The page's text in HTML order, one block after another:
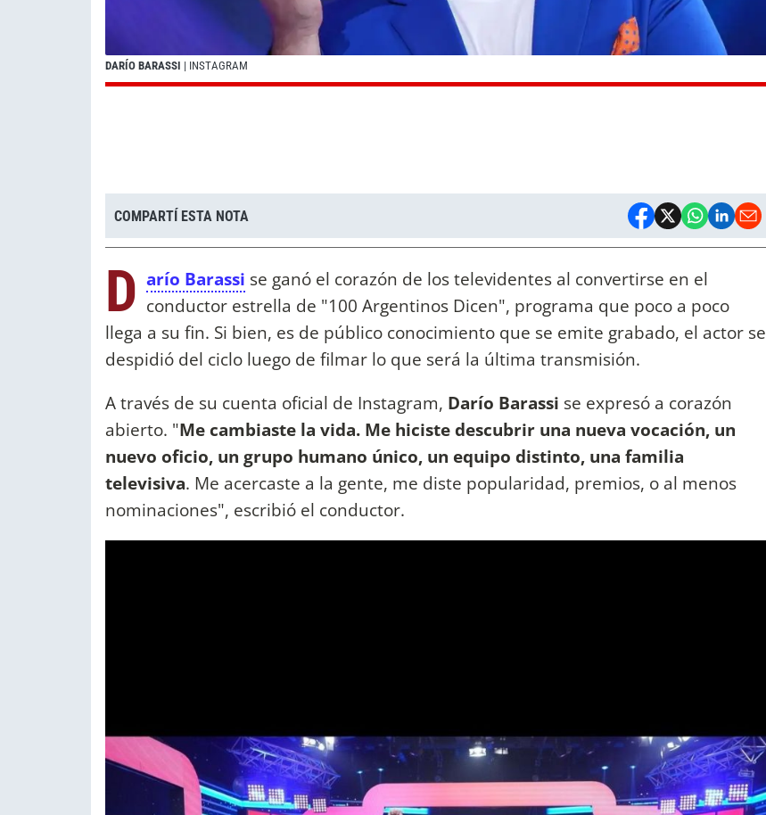
DARÍO BARASSI | INSTAGRAM
COMPARTÍ ESTA NOTA
D arío Barassi se ganó el corazón de los televidentes al convertirse en el
conductor estrella de "100 Argentinos Dicen", programa que poco a poco
llega a su fin. Si bien, es de público conocimiento que se emite grabado, el actor se
despidió del ciclo luego de filmar lo que será la última transmisión.
A través de su cuenta oficial de Instagram, Darío Barassi se expresó a corazón
abierto. "Me cambiaste la vida. Me hiciste descubrir una nueva vocación, un
nuevo oficio, un grupo humano único, un equipo distinto, una familia
televisiva. Me acercaste a la gente, me diste popularidad, premios, o al menos
nominaciones", escribió el conductor.